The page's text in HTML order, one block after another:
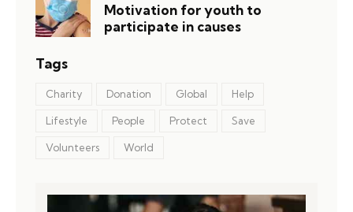
Motivation for youth to
participate in causes
Tags
Charity Donation Global Help
Lifestyle People Protect Save
Volunteers World